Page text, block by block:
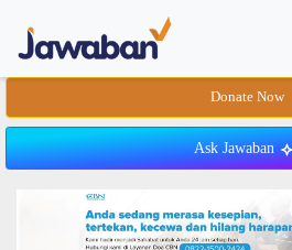
Donate Now
Ask Jawaban